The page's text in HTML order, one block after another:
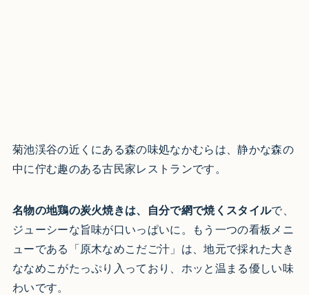
菊池渓谷の近くにある森の味処なかむらは、静かな森の
中に佇む趣のある古民家レストランです。
名物の地鶏の炭火焼きは、自分で網で焼くスタイルで、
ジューシーな旨味が口いっぱいに。もう一つの看板メニ
ューである「原木なめこだご汁」は、地元で採れた大き
ななめこがたっぷり入っており、ホッと温まる優しい味
わいです。